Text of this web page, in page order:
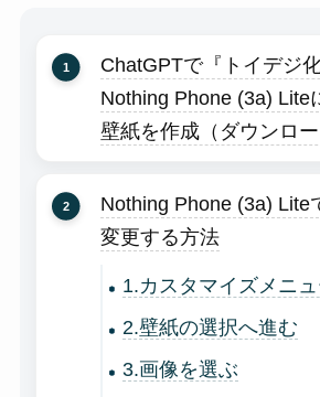
ChatGPTで『トイデジ
Nothing Phone (3a) Lite
壁紙を作成（ダウンロー
Nothing Phone (3a) Lite
変更する方法
1.カスタマイズメニュ
2.壁紙の選択へ進む
3.画像を選ぶ